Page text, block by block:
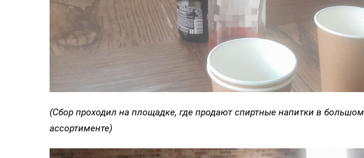
(Сбор проходил на площадке, где продают спиртные напитки в большом
ассортименте)